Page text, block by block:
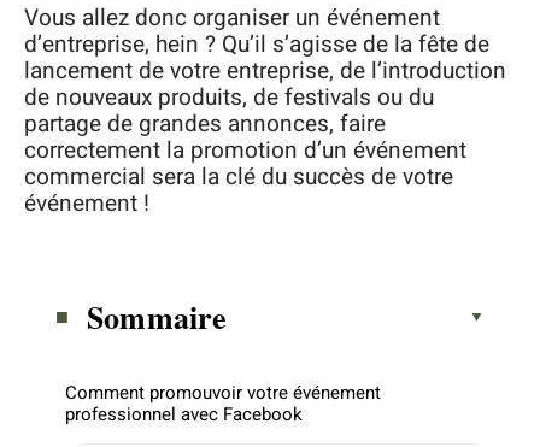
Vous allez donc organiser un événement
d’entreprise, hein ? Qu’il s’agisse de la fête de
lancement de votre entreprise, de l’introduction
de nouveaux produits, de festivals ou du
partage de grandes annonces, faire
correctement la promotion d’un événement
commercial sera la clé du succès de votre
événement !
Sommaire
Comment promouvoir votre événement
professionnel avec Facebook